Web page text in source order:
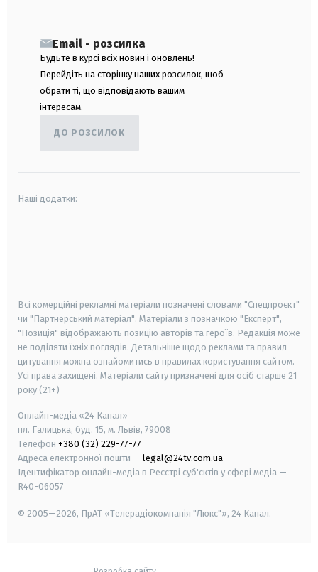
Email - розсилка
Будьте в курсі всіх новин і оновлень!
Перейдіть на сторінку наших розсилок, щоб
обрати ті, що відповідають вашим
інтересам.
ДО РОЗСИЛОК
Наші додатки:
Всі комерційні рекламні матеріали позначені словами "Спецпроєкт"
чи "Партнерський матеріал". Матеріали з позначкою "Експерт",
"Позиція" відображають позицію авторів та героїв. Редакція може
не поділяти їхніх поглядів. Детальніше щодо реклами та правил
цитування можна ознайомитись в правилах користування сайтом.
Усі права захищені. Матеріали сайту призначені для осіб старше 21
року (21+)
Онлайн-медіа «24 Канал»
пл. Галицька, буд. 15, м. Львів, 79008
Телефон +380 (32) 229-77-77
Адреса електронної пошти — legal@24tv.com.ua
Ідентифікатор онлайн-медіа в Реєстрі суб'єктів у сфері медіа —
R40-06057
© 2005—2026, ПрАТ «Телерадіокомпанія "Люкс"», 24 Канал.